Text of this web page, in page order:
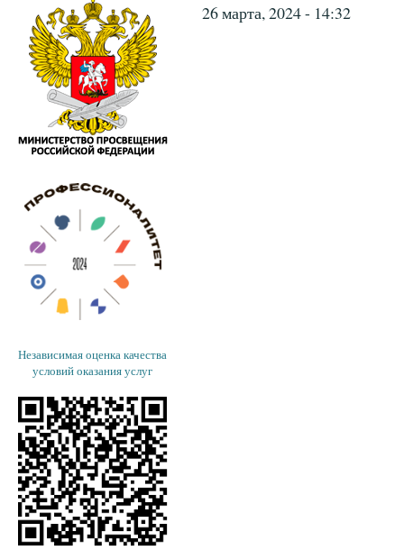
Независимая оценка качества
условий оказания услуг
26 марта, 2024 - 14:32